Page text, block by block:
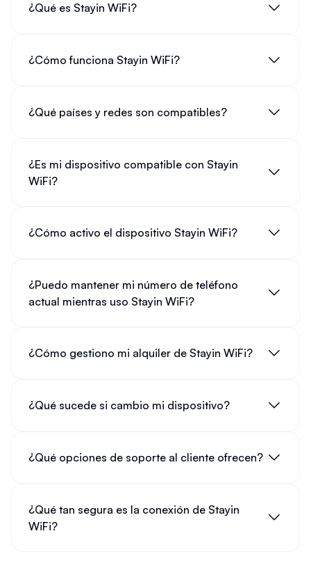
¿Qué es Stayin WiFi?
¿Cómo funciona Stayin WiFi?
¿Qué países y redes son compatibles?
¿Es mi dispositivo compatible con Stayin
WiFi?
¿Cómo activo el dispositivo Stayin WiFi?
¿Puedo mantener mi número de teléfono
actual mientras uso Stayin WiFi?
¿Cómo gestiono mi alquiler de Stayin WiFi?
¿Qué sucede si cambio mi dispositivo?
¿Qué opciones de soporte al cliente ofrecen?
¿Qué tan segura es la conexión de Stayin
WiFi?